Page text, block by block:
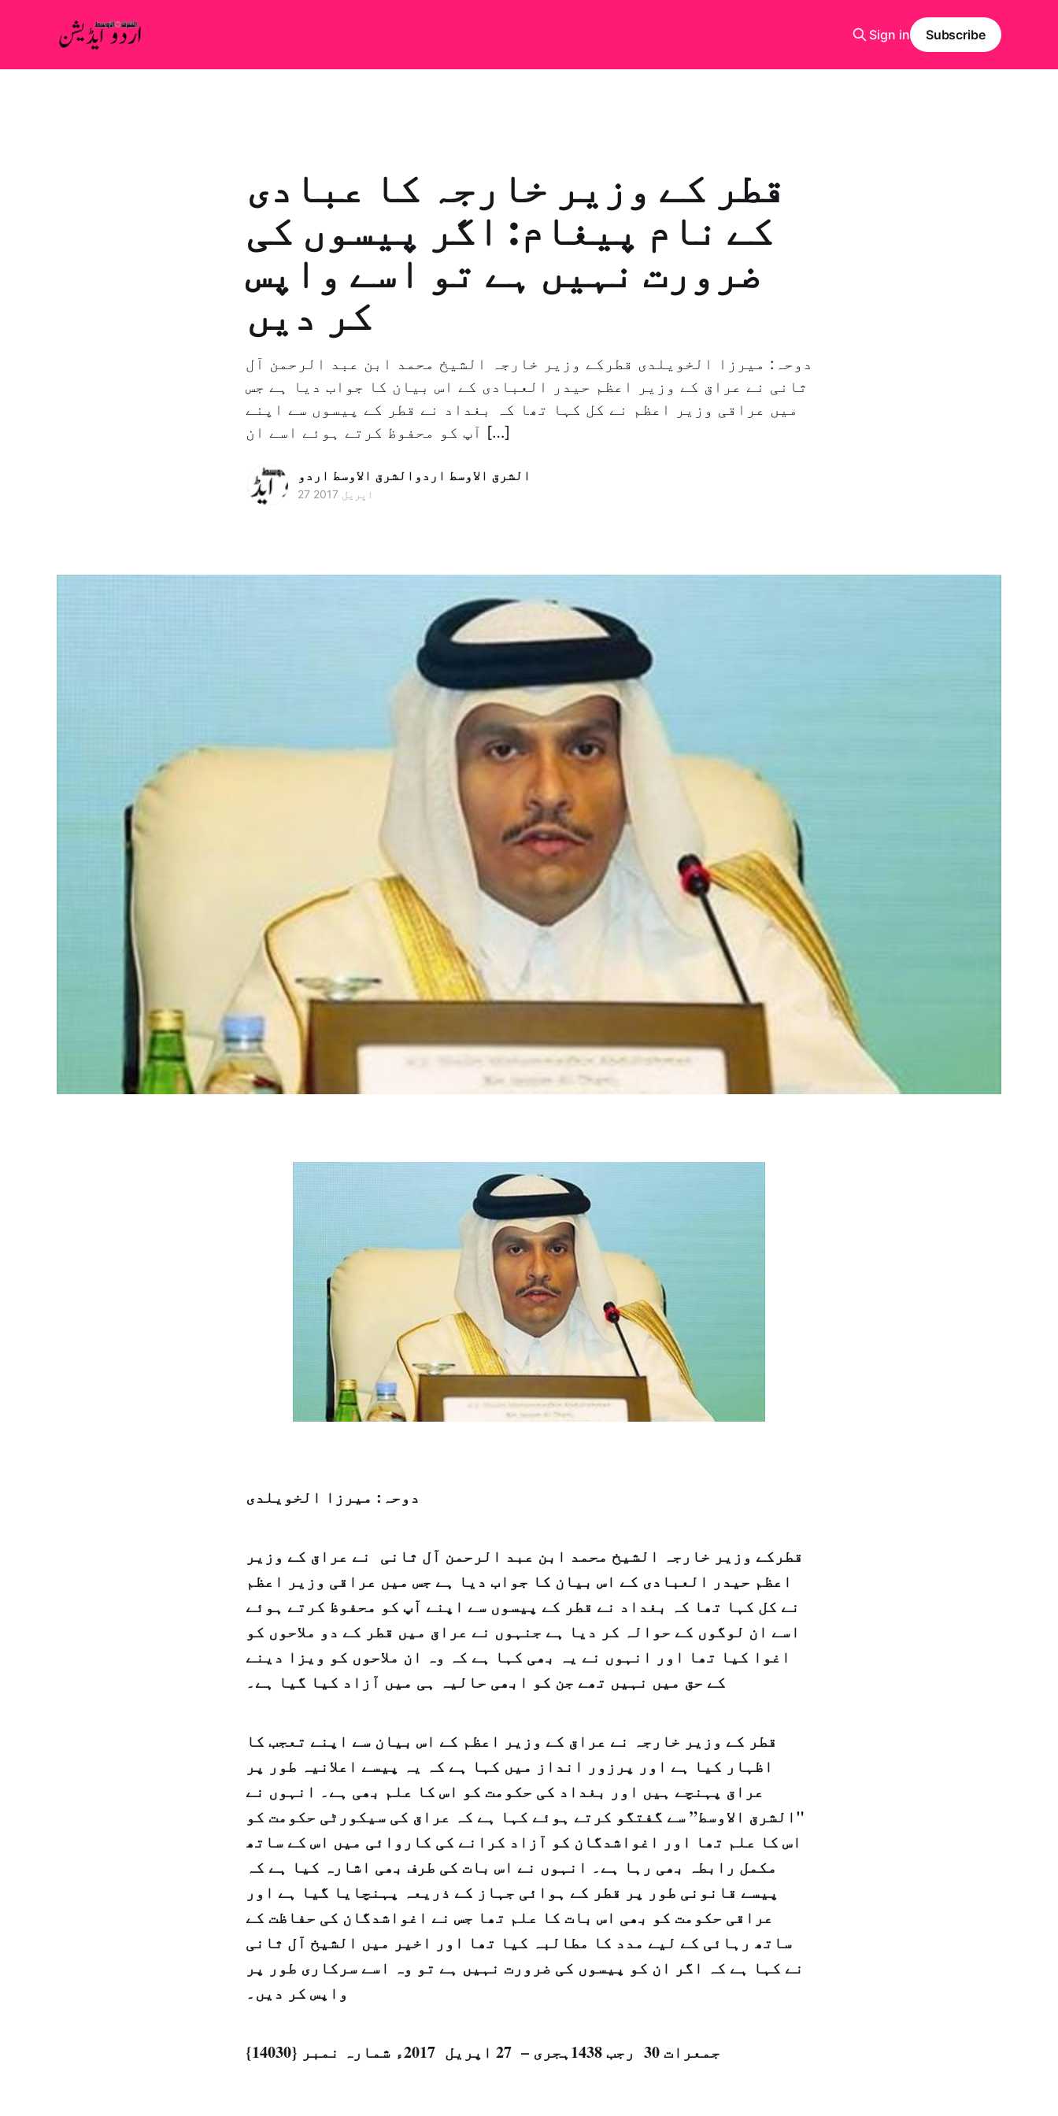
Sign in Subscribe
قطر کے وزیر خارجہ کا عبادی
کے نام پیغام: اگر پیسوں کی
ضرورت نہیں ہے تو اسے واپس
کر دیں
دوحہ: میرزا الخویلدی قطرکے وزیر خارجہ الشیخ محمد ابن عبد الرحمن آل
ثانی نے عراق کے وزیر اعظم حیدر العبادی کے اس بیان کا جواب دیا ہے جس
میں عراقی وزیر اعظم نے کل کہا تھا کہ بغداد نے قطر کے پیسوں سے اپنے
آپ کو محفوظ کرتے ہوئے اسے ان […]
الشرق الاوسط اردوالشرق الاوسط اردو
27 اپریل 2017
دوحہ: میرزا الخویلدی
قطرکے وزیر خارجہ الشیخ محمد ابن عبد الرحمن آل ثانی نے عراق کے وزیر
اعظم حیدر العبادی کے اس بیان کا جواب دیا ہے جس میں عراقی وزیر اعظم
نے کل کہا تھا کہ بغداد نے قطر کے پیسوں سے اپنے آپ کو محفوظ کرتے ہوئے
اسے ان لوگوں کے حوالہ کر دیا ہے جنہوں نے عراق میں قطر کے دو ملاحوں کو
اغوا کیا تھا اور انہوں نے یہ بھی کہا ہے کہ وہ ان ملاحوں کو ویزا دینے
کے حق میں نہیں تھے جن کو ابھی حالیہ ہی میں آزاد کیا گیا ہے۔
قطر کے وزیر خارجہ نے عراق کے وزیر اعظم کے اس بیان سے اپنے تعجب کا
اظہار کیا ہے اور پرزور انداز میں کہا ہے کہ یہ پیسے اعلانیہ طور پر
عراق پہنچے ہیں اور بغداد کی حکومت کو اس کا علم بھی ہے۔ انہوں نے
"الشرق الاوسط” سے گفتگو کرتے ہوئے کہا ہے کہ عراق کی سیکورٹی حکومت کو
اس کا علم تھا اور اغواشدگان کو آزاد کرانے کی کاروائی میں اس کے ساتھ
مکمل رابطہ بھی رہا ہے۔ انہوں نے اس بات کی طرف بھی اشارہ کیا ہے کہ
پیسے قانونی طور پر قطر کے ہوائی جہاز کے ذریعہ پہنچایا گیا ہے اور
عراقی حکومت کو بھی اس بات کا علم تھا جس نے اغواشدگان کی حفاظت کے
ساتھ رہائی کے لیے مدد کا مطالبہ کیا تھا اور اخیر میں الشیخ آل ثانی
نے کہا ہے کہ اگر ان کو پیسوں کی ضرورت نہیں ہے تو وہ اسے سرکاری طور پر
واپس کر دیں۔
جمعرات 30 رجب 1438ہجری – 27 اپریل 2017ء شمارہ نمبر {14030}